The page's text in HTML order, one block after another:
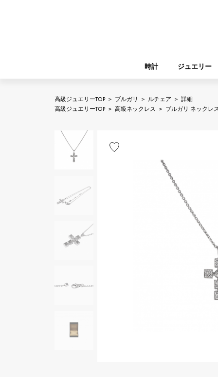
時計 ジュエリー
ROLEX
A.LANGE & SOHNE
YUKIZAKI ジュエリー
REGALIA
バーキン
高級ジュエリーTOP > ブルガリ > ルチェア > 詳細
高級ジュエリーTOP > 高級ネックレス > ブルガリ ネックレ